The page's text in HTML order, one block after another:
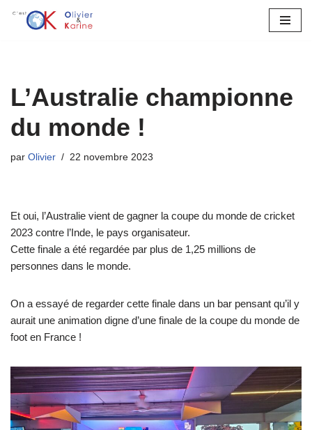
L’Australie championne
du monde !
par Olivier 22 novembre 2023
Et oui, l’Australie vient de gagner la coupe du monde de cricket
2023 contre l’Inde, le pays organisateur.
Cette finale a été regardée par plus de 1,25 millions de
personnes dans le monde.
On a essayé de regarder cette finale dans un bar pensant qu’il y
aurait une animation digne d’une finale de la coupe du monde de
foot en France !